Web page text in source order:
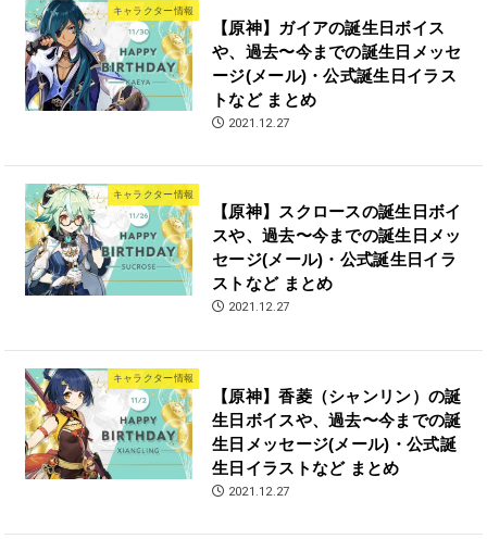
キャラクター情報
【原神】ガイアの誕生日ボイス
や、過去〜今までの誕生日メッセ
ージ(メール)・公式誕生日イラス
トなど まとめ
2021.12.27
キャラクター情報
【原神】スクロースの誕生日ボイ
スや、過去〜今までの誕生日メッ
セージ(メール)・公式誕生日イラ
ストなど まとめ
2021.12.27
キャラクター情報
【原神】香菱（シャンリン）の誕
生日ボイスや、過去〜今までの誕
生日メッセージ(メール)・公式誕
生日イラストなど まとめ
2021.12.27